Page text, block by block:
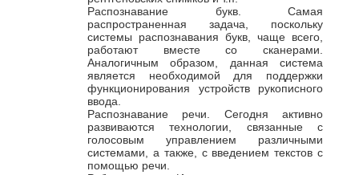
Распознавание букв. Самая
распространенная задача, поскольку
системы распознавания букв, чаще всего,
работают вместе со сканерами.
Аналогичным образом, данная система
является необходимой для поддержки
функционирования устройств рукописного
ввода.
Распознавание речи. Сегодня активно
развиваются технологии, связанные с
голосовым управлением различными
системами, а также, с введением текстов с
помощью речи.